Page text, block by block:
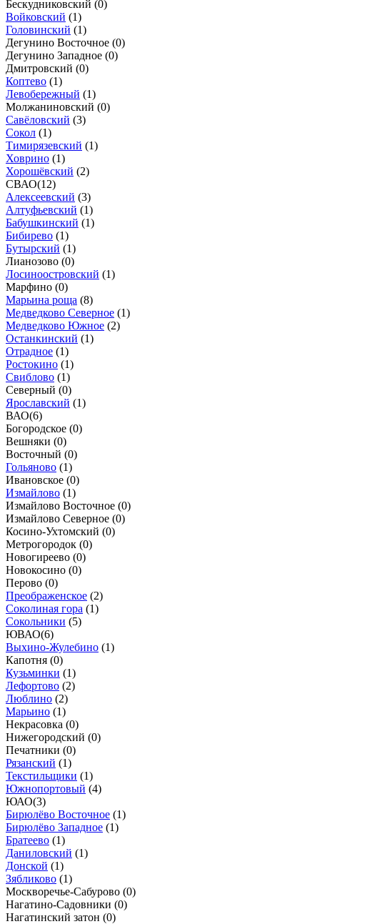
Бескудниковский (0)
Войковский (1)
Головинский (1)
Дегунино Восточное (0)
Дегунино Западное (0)
Дмитровский (0)
Коптево (1)
Левобережный (1)
Молжаниновский (0)
Савёловский (3)
Сокол (1)
Тимирязевский (1)
Ховрино (1)
Хорошёвский (2)
СВАО(12)
Алексеевский (3)
Алтуфьевский (1)
Бабушкинский (1)
Бибирево (1)
Бутырский (1)
Лианозово (0)
Лосиноостровский (1)
Марфино (0)
Марьина роща (8)
Медведково Северное (1)
Медведково Южное (2)
Останкинский (1)
Отрадное (1)
Ростокино (1)
Свиблово (1)
Северный (0)
Ярославский (1)
ВАО(6)
Богородское (0)
Вешняки (0)
Восточный (0)
Гольяново (1)
Ивановское (0)
Измайлово (1)
Измайлово Восточное (0)
Измайлово Северное (0)
Косино-Ухтомский (0)
Метрогородок (0)
Новогиреево (0)
Новокосино (0)
Перово (0)
Преображенское (2)
Соколиная гора (1)
Сокольники (5)
ЮВАО(6)
Выхино-Жулебино (1)
Капотня (0)
Кузьминки (1)
Лефортово (2)
Люблино (2)
Марьино (1)
Некрасовка (0)
Нижегородский (0)
Печатники (0)
Рязанский (1)
Текстильщики (1)
Южнопортовый (4)
ЮАО(3)
Бирюлёво Восточное (1)
Бирюлёво Западное (1)
Братеево (1)
Даниловский (1)
Донской (1)
Зябликово (1)
Москворечье-Сабурово (0)
Нагатино-Садовники (0)
Нагатинский затон (0)